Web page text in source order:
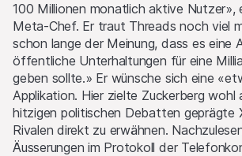
100 Millionen monatlich aktive Nutzer»,
Meta-Chef. Er traut Threads noch viel
schon lange der Meinung, dass es eine
öffentliche Unterhaltungen für eine
geben sollte.» Er wünsche sich eine
Applikation. Hier zielte Zuckerberg wohl
hitzigen politischen Debatten geprägte
Rivalen direkt zu erwähnen.
Äusserungen im Protokoll der